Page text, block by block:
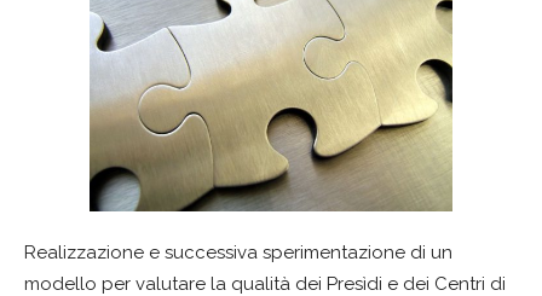
Realizzazione e successiva sperimentazione di un
modello per valutare la qualità dei Presìdi e dei Centri di